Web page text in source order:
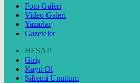
Foto Galeri
Video Galeri
Yazarlar
Gazeteler
HESAP
Giriş
Kayıt Ol
Şifremi Unuttum